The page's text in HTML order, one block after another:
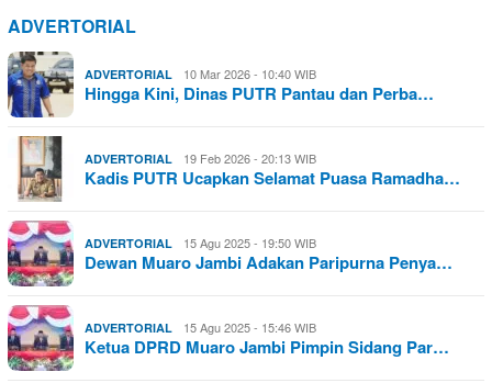
ADVERTORIAL
ADVERTORIAL 10 Mar 2026 - 10:40 WIB
Hingga Kini, Dinas PUTR Pantau dan Perba…
ADVERTORIAL 19 Feb 2026 - 20:13 WIB
Kadis PUTR Ucapkan Selamat Puasa Ramadha…
ADVERTORIAL 15 Agu 2025 - 19:50 WIB
Dewan Muaro Jambi Adakan Paripurna Penya…
ADVERTORIAL 15 Agu 2025 - 15:46 WIB
Ketua DPRD Muaro Jambi Pimpin Sidang Par…